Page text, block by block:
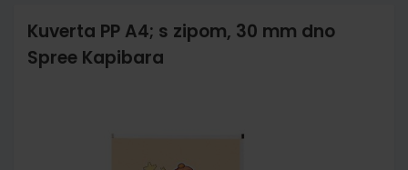
Kuverta PP A4; s zipom, 30 mm dno
Spree Kapibara